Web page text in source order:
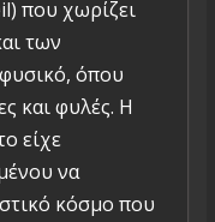
που χωρίζει
των
όπου
και φυλές. Η
είχε
να
κόσμο που